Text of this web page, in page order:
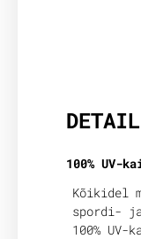
100% UV-
Kõikidel
spordi-
100% UV-